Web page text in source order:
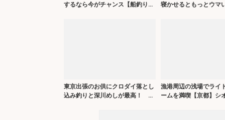
するなら今がチャンス【船釣り釣
寝かせるともっとウマ
東京出張のお供にクロダイ落とし
込み釣りと深川めしが最高！ 運
漁港周辺の浅場でライ
ームを満喫【京都】シ